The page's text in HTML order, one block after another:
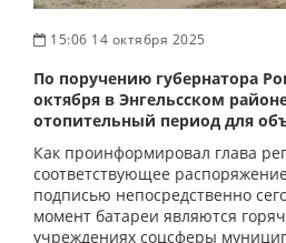
15:06 14 октября 2025
По поручению губернатора
октября в Энгельсском
отопительный период для
Как проинформировал глава
соответствующее
подписью непосредственно
момент батареи являются
учреждениях соцсферы